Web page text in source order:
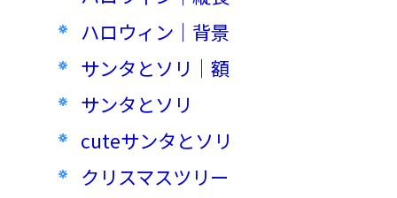
ハロウィン｜背景
サンタとソリ｜額
サンタとソリ
cuteサンタとソリ
クリスマスツリー